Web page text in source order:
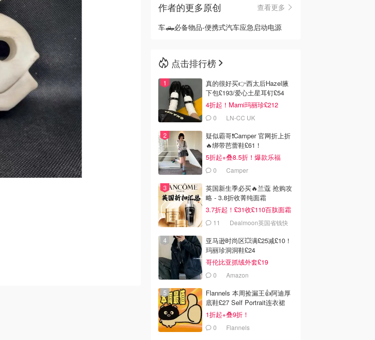
🇳🇿新西兰
作者的更多原创
查看更多
车🛻必备物品-便携式汽车应急启动电源
点击排行榜
真的很好买👉西太后Hazel腋
下包£193/爱心土星耳钉£54
4折起！Marni玛丽珍£212
0 LN-CC UK
疑似霸哥❗️Camper 官网折上折
🔥绑带芭蕾鞋£61！
5折起+叠8.5折！爆款乐福
£68！
0 Camper
英国新生季必买🔥兰蔻 抢购攻
略 - 3.8折收菁纯面霜
3.7折起！£31收£110百肽面霜
套装
11
Dealmoon英国省钱快
亚马逊时尚区💥满£25减£10！
玛丽珍洞洞鞋£24
哥伦比亚抓绒外套£19
0 Amazon
Flannels 本周捡漏王👍阿迪厚
底鞋£27 Self Portrait连衣裙
£63
1折起+叠9折！
0 Flannels